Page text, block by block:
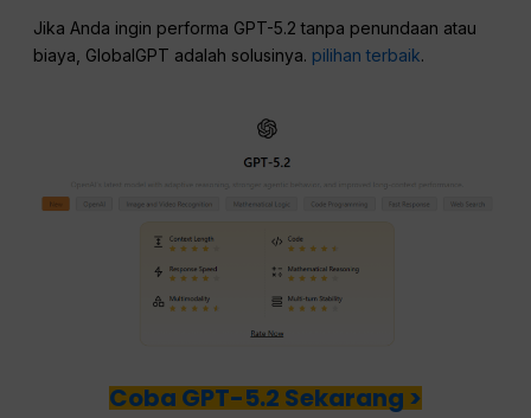
Jika Anda ingin performa GPT-5.2 tanpa penundaan atau
biaya, GlobalGPT adalah solusinya. pilihan terbaik.
Coba GPT-5.2 Sekarang >